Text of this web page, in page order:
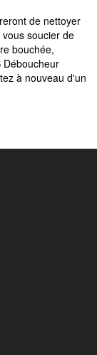
de nettoyer
soucier de
bouchée,
Déboucheur
à nouveau d'un